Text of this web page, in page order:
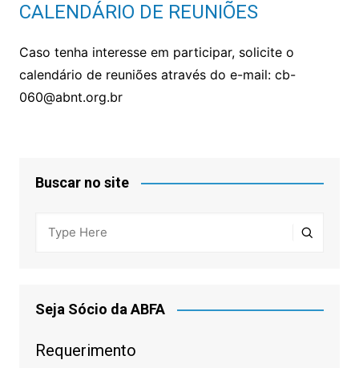
CALENDÁRIO DE REUNIÕES
Caso tenha interesse em participar, solicite o
calendário de reuniões através do e-mail: cb-
060@abnt.org.br
Buscar no site
Seja Sócio da ABFA
Requerimento